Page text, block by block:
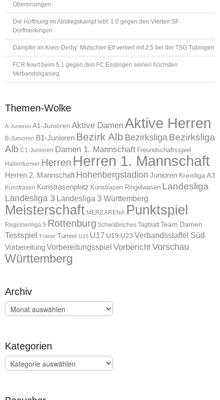
Oberensingen
Die Hoffnung im Abstiegskampf lebt: 1:0 gegen den Vierten SF
Dorfmerkingen
Dämpfer im Kreis-Derby: Mutschler-Elf verliert mit 2:5 bei der TSG Tübingen
FCR feiert beim 5:1 gegen den FC Esslingen seinen höchsten
Verbandsligasieg
Themen-Wolke
A-Junioren A1-Junioren Aktive DamenAktive Herren
B-Junioren B1-Junioren Bezirk Alb Bezirksliga Bezirksliga
Alb C1-Junioren Damen 1. Mannschaft Freundschaftsspiel
Hallenturnier Herren Herren 1. Mannschaft
Herren 2. Mannschaft Hohenbergstadion Junioren Kreisliga A3
Kunstrasen Kunstrasenplatz Kunstrasen Ringelwasen Landesliga
Landesliga 3 Landesliga 3 Württemberg
Meisterschaft MERZ ARENA Punktspiel
Regionenliga 5 Rottenburg Schwäbisches Tagblatt Team Damen
Testspiel Trainer Turnier U15 U17 U19 U23 Verbandsstaffel Süd
VorbereitungVorbereitungsspiel VorberichtVorschau
Württemberg
Archiv
Archiv
Kategorien
Kategorien